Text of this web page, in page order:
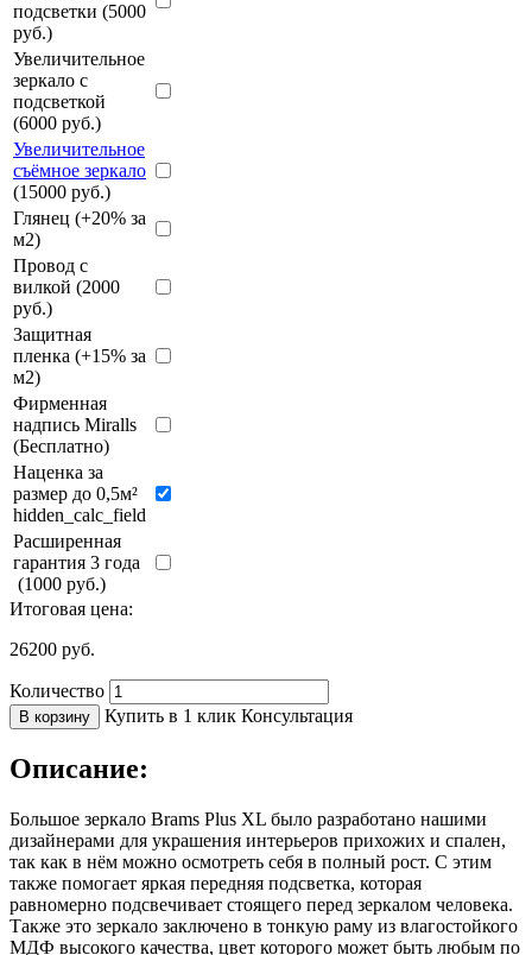
подсветки (5000
руб.)
Увеличительное
зеркало с
подсветкой
(6000 руб.)
Увеличительное
съёмное зеркало
(15000 руб.)
Глянец (+20% за
м2)
Провод с
вилкой (2000
руб.)
Защитная
пленка (+15% за
м2)
Фирменная
надпись Miralls
(Бесплатно)
Наценка за
размер до 0,5м²
hidden_calc_field
Расширенная
гарантия 3 года
(1000 руб.)
Итоговая цена:
26200 руб.
Количество
В корзину Купить в 1 клик Консультация
Описание:
Большое зеркало Brams Plus XL было разработано нашими
дизайнерами для украшения интерьеров прихожих и спален,
так как в нём можно осмотреть себя в полный рост. С этим
также помогает яркая передняя подсветка, которая
равномерно подсвечивает стоящего перед зеркалом человека.
Также это зеркало заключено в тонкую раму из влагостойкого
МДФ высокого качества, цвет которого может быть любым по